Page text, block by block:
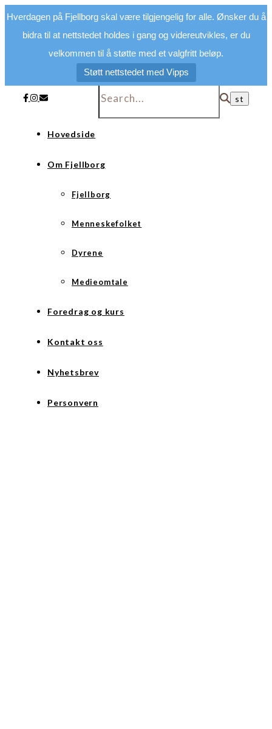
Hverdagen på Fjellborg skal være tilgjengelig for alle. Ønsker du å
bidra til at nettstedet holdes i gang og videreutvikles, er du
velkommen til å støtte med et valgfritt beløp.
Støtt nettstedet med Vipps
Hovedside
Om Fjellborg
Fjellborg
Menneskefolket
Dyrene
Medieomtale
Foredrag og kurs
Kontakt oss
Nyhetsbrev
Personvern